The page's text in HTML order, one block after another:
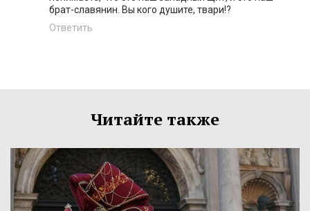
брат-славянин. Вы кого душите, твари!?
Ответить
Читайте также